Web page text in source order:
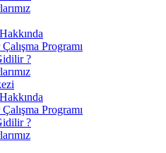
Programı
?
Programı
?